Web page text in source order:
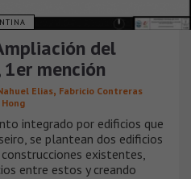
del
mención
Elias, Fabricio Contreras
integrado por edificios que
se plantean dos edificios
existentes,
entre estos y creando